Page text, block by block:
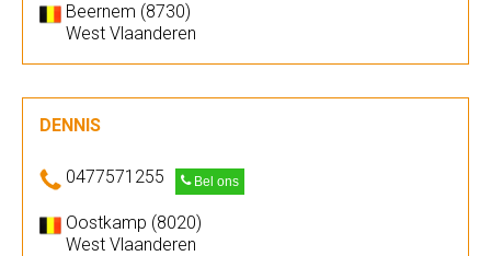
Beernem (8730)
West Vlaanderen
DENNIS
0477571255 Bel ons
Oostkamp (8020)
West Vlaanderen